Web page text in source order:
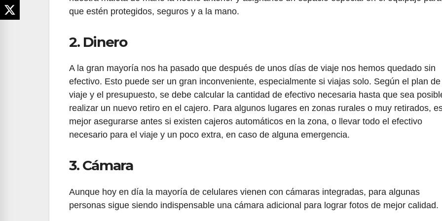
que estén protegidos, seguros y a la mano.
2. Dinero
A la gran mayoría nos ha pasado que después de unos días de viaje nos hemos quedado sin
efectivo. Esto puede ser un gran inconveniente, especialmente si viajas solo. Según el plan de
viaje y el presupuesto, se debe calcular la cantidad de efectivo necesaria hasta que sea
realizar un nuevo retiro en el cajero. Para algunos lugares en zonas rurales o muy retirados,
mejor asegurarse antes si existen cajeros automáticos en la zona, o llevar todo el efectivo
necesario para el viaje y un poco extra, en caso de alguna emergencia.
3. Cámara
Aunque hoy en día la mayoría de celulares vienen con cámaras integradas, para algunas
personas sigue siendo indispensable una cámara adicional para lograr fotos de mejor calidad.